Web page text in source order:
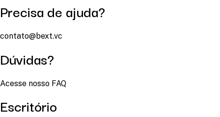
Precisa de ajuda?
contato@bext.vc
Dúvidas?
Acesse nosso FAQ
Escritório